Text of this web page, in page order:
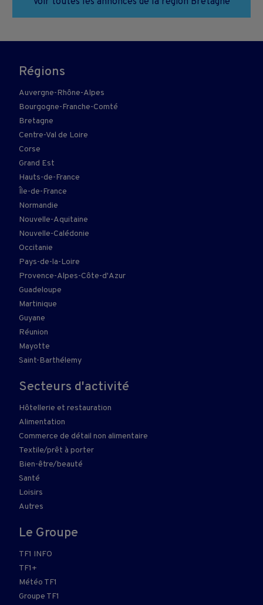
Régions
Auvergne-Rhône-Alpes
Bourgogne-Franche-Comté
Bretagne
Centre-Val de Loire
Corse
Grand Est
Hauts-de-France
Île-de-France
Normandie
Nouvelle-Aquitaine
Nouvelle-Calédonie
Occitanie
Pays-de-la-Loire
Provence-Alpes-Côte-d'Azur
Guadeloupe
Martinique
Guyane
Réunion
Mayotte
Saint-Barthélemy
Secteurs d'activité
Hôtellerie et restauration
Alimentation
Commerce de détail non alimentaire
Textile/prêt à porter
Bien-être/beauté
Santé
Loisirs
Autres
Le Groupe
TF1 INFO
TF1+
Météo TF1
Groupe TF1